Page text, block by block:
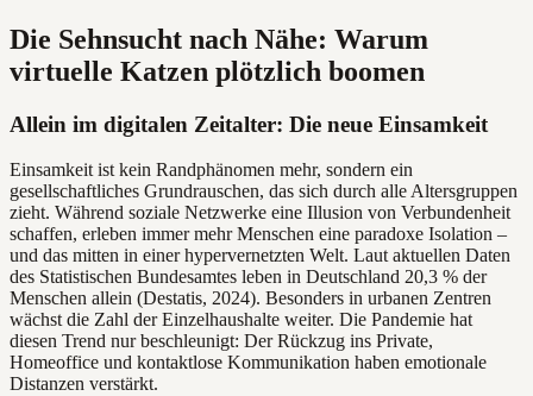
Die Sehnsucht nach Nähe: Warum
virtuelle Katzen plötzlich boomen
Allein im digitalen Zeitalter: Die neue Einsamkeit
Einsamkeit ist kein Randphänomen mehr, sondern ein
gesellschaftliches Grundrauschen, das sich durch alle Altersgruppen
zieht. Während soziale Netzwerke eine Illusion von Verbundenheit
schaffen, erleben immer mehr Menschen eine paradoxe Isolation –
und das mitten in einer hypervernetzten Welt. Laut aktuellen Daten
des Statistischen Bundesamtes leben in Deutschland 20,3 % der
Menschen allein (Destatis, 2024). Besonders in urbanen Zentren
wächst die Zahl der Einzelhaushalte weiter. Die Pandemie hat
diesen Trend nur beschleunigt: Der Rückzug ins Private,
Homeoffice und kontaktlose Kommunikation haben emotionale
Distanzen verstärkt.